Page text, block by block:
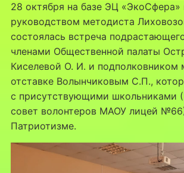
28 октября на базе ЭЦ «ЭкоСфера»
руководством методиста
состоялась встреча
членами Общественной палаты
Киселевой О. И. и подполковником
отставке Волынчиковым С.П.,
с присутствующими
совет волонтеров МАОУ лицей
Патриотизме.